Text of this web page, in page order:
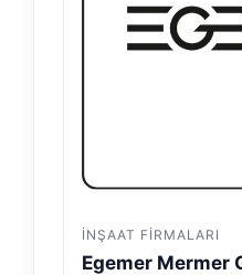
İNŞAAT FIRMALARI
Egemer Mermer